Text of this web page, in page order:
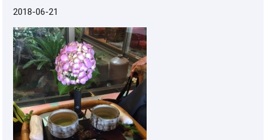
2018-06-21